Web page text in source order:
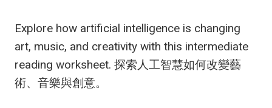
Explore how artificial intelligence is changing
art, music, and creativity with this intermediate
reading worksheet. 探索人工智慧如何改變藝
術、音樂與創意。